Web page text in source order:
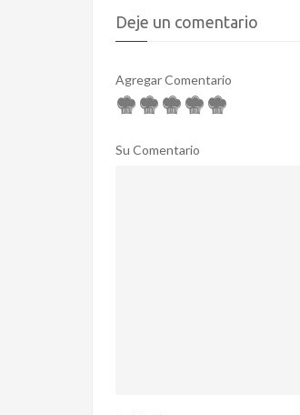
Deje un comentario
Agregar Comentario
Su Comentario